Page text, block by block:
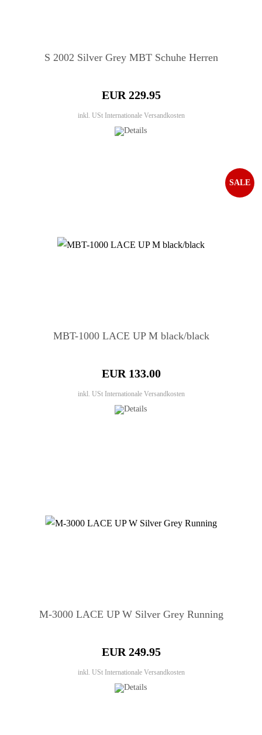
S 2002 Silver Grey MBT Schuhe Herren
EUR 229.95
inkl. USt Internationale Versandkosten
MBT-1000 LACE UP M black/black
EUR 133.00
inkl. USt Internationale Versandkosten
SALE
M-3000 LACE UP W Silver Grey Running
EUR 249.95
inkl. USt Internationale Versandkosten